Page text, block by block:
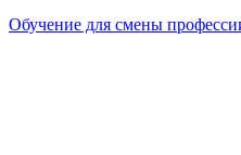
Обучение для смены